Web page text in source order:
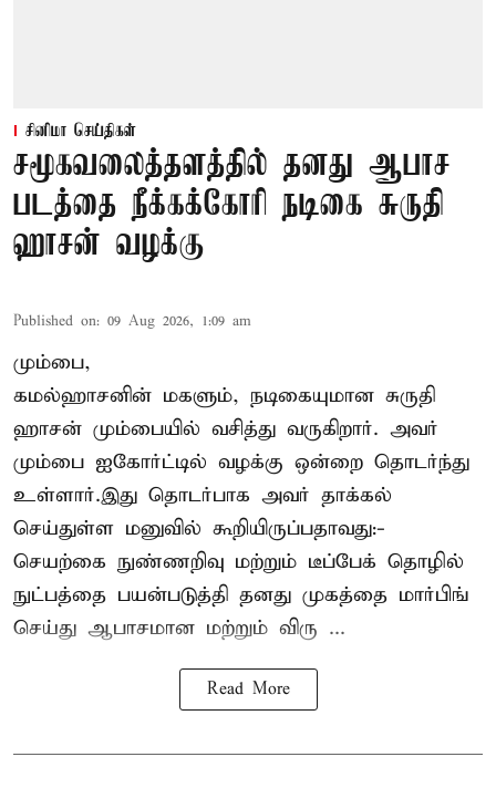
சினிமா செய்திகள்
சமூகவலைத்தளத்தில் தனது ஆபாச
படத்தை நீக்கக்கோரி நடிகை சுருதி
ஹாசன் வழக்கு
Published on: 09 Aug 2026, 1:09 am
மும்பை,
கமல்ஹாசனின் மகளும், நடிகையுமான சுருதி
ஹாசன் மும்பையில் வசித்து வருகிறார். அவர்
மும்பை ஐகோர்ட்டில் வழக்கு ஒன்றை தொடர்ந்து
உள்ளார்.இது தொடர்பாக அவர் தாக்கல்
செய்துள்ள மனுவில் கூறியிருப்பதாவது:-
செயற்கை நுண்ணறிவு மற்றும் டீப்பேக் தொழில்
நுட்பத்தை பயன்படுத்தி தனது முகத்தை மார்பிங்
செய்து ஆபாசமான மற்றும் விரு ...
Read More